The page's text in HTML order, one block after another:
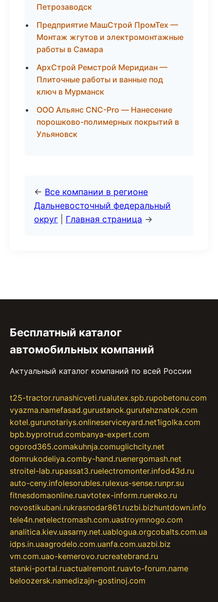
Петрозаводск
Предприятие МашСтрой ПромТех —
Монтаж жгутов и электромонтажные
работы в Самара
АрхСтрой Ремстрой Меридиан —
Плиточные работы и ванные под
ключ в Мурманск
ООО Альянс CNC-Pro — Нанесение
порошково-полимерных покрытий в
Ульяновск
← Все компании в регионе
Дальневосточный федеральный
округ
Главная страница →
Бесплатный каталог
автомобильных компаний
Актуальный каталог компаний по всей России
t25-tractor.runashicveti.rualutex.spb.rupobetonu.com
vyazma.namefasad.gurustanok.gurutehznatok.com
kotel.gurunotariys.onlineserviceyard.net1igolka.com
bpb.byprotrud.combanya-expert.com
ogorod365.comakuhnja.comuglichcity.net
domrukodeliya.comby-hand.ruenergomash.net
stroitel-lab.rupassat3.ruelectromonter.infod43d.ru
auto-ceny.infolesorubles.rulexus-sense.runpr.su
fitnesdomaonline.ruavtotex-inform.ruereko.ru
novostikubani.rukrasnodar861.ruzbi.bizhuntdown.info
tele4n.netelectromash.com.uastroymnogo.com
analitica.kiev.uasarny.net.uablogua.orgcobalts.com.ua
idps.in.uaagrodelo.com.uanfa.com.uazbi.biz
vm.com.uao-kemerovo.rucreatebrand.ru
stanki-portal.ruactualremont.ruavto-forum.name
beloozersk.namedizajn-gostinoj.com